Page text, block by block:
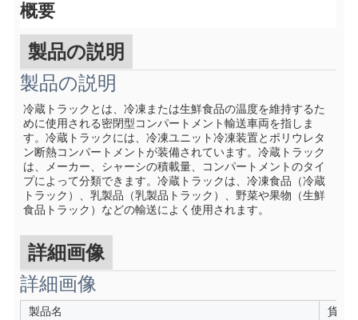
概要
製品の説明
製品の説明
冷蔵トラックとは、冷凍または生鮮食品の温度を維持するた
めに使用される密閉型コンパートメント輸送車両を指しま
す。冷蔵トラックには、冷凍ユニット冷凍装置とポリウレタ
ン断熱コンパートメントが装備されています。冷蔵トラック
は、メーカー、シャーシの積載量、コンパートメントのタイ
プによって分類できます。冷蔵トラックは、冷凍食品（冷蔵
トラック）、乳製品（乳製品トラック）、野菜や果物（生鮮
食品トラック）などの輸送によく使用されます。
詳細画像
詳細画像
製品名
貨物